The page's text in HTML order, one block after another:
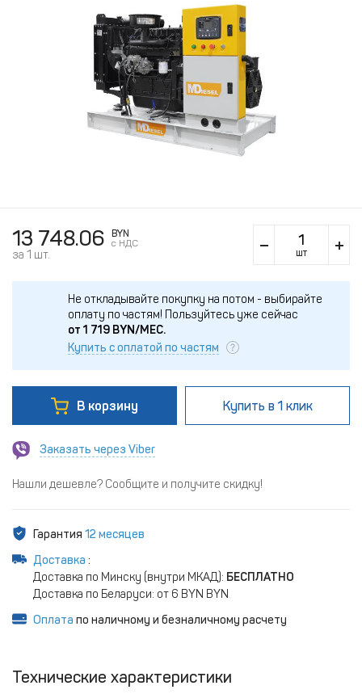
13 748.06
BYN
c НДС
за 1 шт. шт
Не откладывайте покупку на потом - выбирайте
оплату по частям! Пользуйтесь уже сейчас
от 1 719 BYN/МЕС.
Купить с оплатой по частям
В корзину Купить в 1 клик
Заказать через Viber
Нашли дешевле? Сообщите и получите скидку!
Гарантия 12 месяцев
Доставка :
Доставка по Минску (внутри МКАД): БЕСПЛАТНО
Доставка по Беларуси: от 6 BYN BYN
Оплата по наличному и безналичному расчету
Технические характеристики